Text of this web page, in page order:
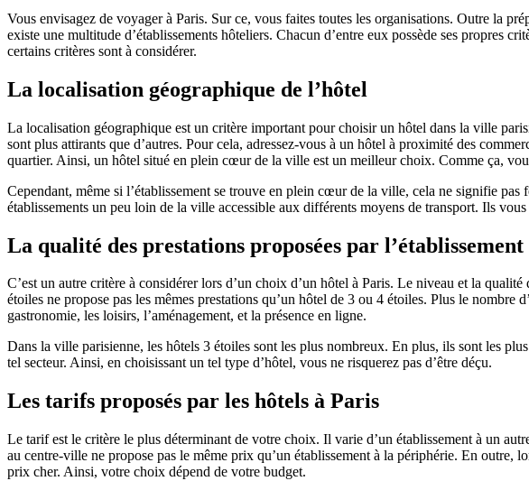
Vous envisagez de voyager à Paris. Sur ce, vous faites toutes les organisations. Outre la
existe une multitude d’établissements hôteliers. Chacun d’entre eux possède ses propres
certains critères sont à considérer.
La localisation géographique de l’hôtel
La localisation géographique est un critère important pour choisir un hôtel dans la ville
sont plus attirants que d’autres. Pour cela, adressez-vous à un hôtel à proximité des
quartier. Ainsi, un hôtel situé en plein cœur de la ville est un meilleur choix. Comme ça,
Cependant, même si l’établissement se trouve en plein cœur de la ville, cela ne signifie
établissements un peu loin de la ville accessible aux différents moyens de transport. Ils
La qualité des prestations proposées par l’établissement
C’est un autre critère à considérer lors d’un choix d’un hôtel à Paris. Le niveau et la
étoiles ne propose pas les mêmes prestations qu’un hôtel de 3 ou 4 étoiles. Plus le nombre
gastronomie, les loisirs, l’aménagement, et la présence en ligne.
Dans la ville parisienne, les hôtels 3 étoiles sont les plus nombreux. En plus, ils sont les
tel secteur. Ainsi, en choisissant un tel type d’hôtel, vous ne risquerez pas d’être déçu.
Les tarifs proposés par les hôtels à Paris
Le tarif est le critère le plus déterminant de votre choix. Il varie d’un établissement à un
au centre-ville ne propose pas le même prix qu’un établissement à la périphérie. En outre,
prix cher. Ainsi, votre choix dépend de votre budget.